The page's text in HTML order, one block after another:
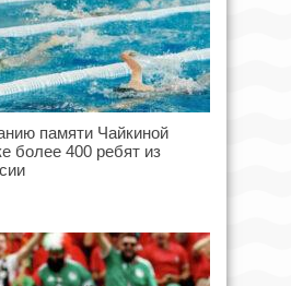
памяти Чайкиной
более 400 ребят из